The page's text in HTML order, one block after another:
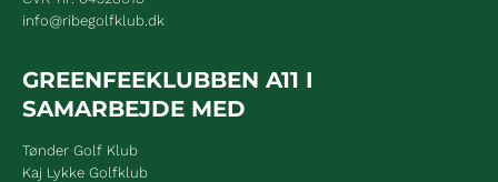
info@ribegolfklub.dk
GREENFEEKLUBBEN A11 I
SAMARBEJDE MED
Tønder Golf Klub
Kaj Lykke Golfklub